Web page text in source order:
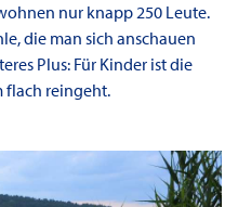
nur knapp 250 Leute.
die man sich anschauen
Plus: Für Kinder ist die
flach reingeht.